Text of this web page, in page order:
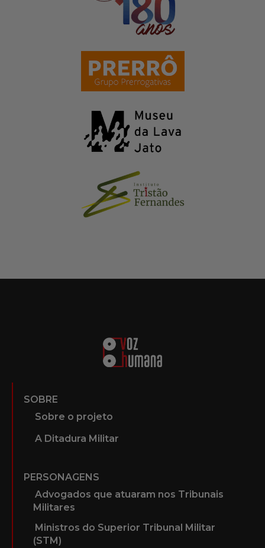
SOBRE
Sobre o projeto
A Ditadura Militar
PERSONAGENS
Advogados que atuaram nos Tribunais
Militares
Ministros do Superior Tribunal Militar
(STM)